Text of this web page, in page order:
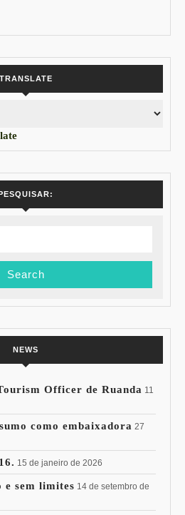
TRANSLATE
NEWS
Officer de Ruanda 11
como embaixadora 27
15 de janeiro de 2026
e sem limites 14 de setembro de